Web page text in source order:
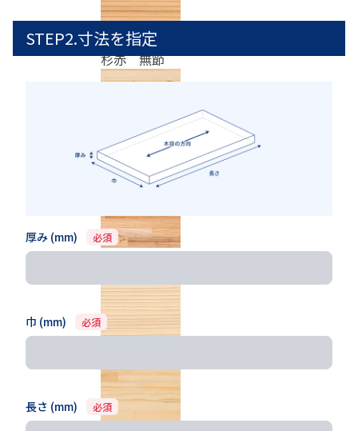
杉赤 無節
杉源平 節
杉源平 無節
STEP2.寸法を指定
厚み (mm) 必須
巾 (mm) 必須
長さ (mm) 必須